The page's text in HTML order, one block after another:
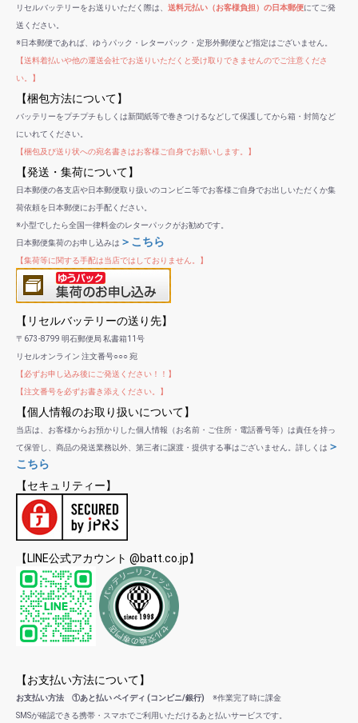
リセルバッテリーをお送りいただく際は、 送料元払い（お客様負担）の日本郵便にてご発
送ください。
※日本郵便であれば、ゆうパック・レターパック・定形外郵便など指定はございません。
【送料着払いや他の運送会社でお送りいただくと受け取りできませんのでご注意くださ
い。】
【梱包方法について】
バッテリーをプチプチもしくは新聞紙等で巻きつけるなどして保護してから箱・封筒など
にいれてください。
【梱包及び送り状への宛名書きはお客様ご自身でお願いします。】
【発送・集荷について】
日本郵便の各支店や日本郵便取り扱いのコンビニ等でお客様ご自身でお出しいただくか集
荷依頼を日本郵便にお手配ください。
※小型でしたら全国一律料金のレターパックがお勧めです。
日本郵便集荷のお申し込みは ＞こちら
【集荷等に関する手配は当店ではしておりません。】
【リセルバッテリーの送り先】
〒673-8799 明石郵便局 私書箱11号
リセルオンライン 注文番号○○○ 宛
【必ずお申し込み後にご発送ください！！】
【注文番号を必ずお書き添えください。】
【個人情報のお取り扱いについて】
当店は、お客様からお預かりした個人情報（お名前・ご住所・電話番号等）は責任を持っ
て保管し、商品の発送業務以外、第三者に譲渡・提供する事はございません。詳しくは ＞
こちら
【セキュリティー】
【LINE公式アカウント @batt.co.jp】
【お支払い方法について】
お支払い方法 ①あと払い ペイディ (コンビニ/銀行) ※作業完了時に課金
SMSが確認できる携帯・スマホでご利用いただけるあと払いサービスです。